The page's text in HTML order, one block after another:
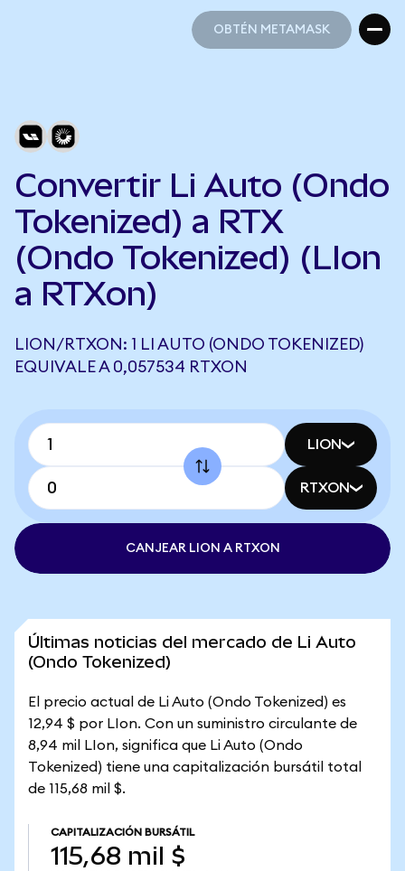
OBTÉN METAMASK
Convertir Li Auto (Ondo
Tokenized) a RTX
(Ondo Tokenized) (LIon
a RTXon)
LION/RTXON: 1 LI AUTO (ONDO TOKENIZED)
EQUIVALE A 0,057534 RTXON
LION
RTXON
CANJEAR LION A RTXON
Últimas noticias del mercado de Li Auto
(Ondo Tokenized)
El precio actual de Li Auto (Ondo Tokenized) es
12,94 $ por LIon. Con un suministro circulante de
8,94 mil LIon, significa que Li Auto (Ondo
Tokenized) tiene una capitalización bursátil total
de 115,68 mil $.
CAPITALIZACIÓN BURSÁTIL
115,68 mil $